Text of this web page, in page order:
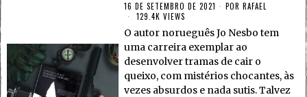
16 DE SETEMBRO DE 2021 PORRAFAEL
129.4K VIEWS
O autor norueguês Jo Nesbo tem
uma carreira exemplar ao
desenvolver tramas de cair o
queixo, com mistérios chocantes, às
vezes absurdos e nada sutis. Talvez